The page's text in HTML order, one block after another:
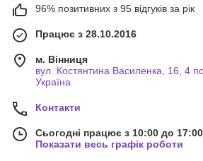
96% позитивних з 95 відгуків за рік
Працює з 28.10.2016
м. Вінниця
вул. Костянтина Василенка, 16, 4
Україна
Контакти
Сьогодні працює з 10:00 до 17:00
Показати весь графік роботи